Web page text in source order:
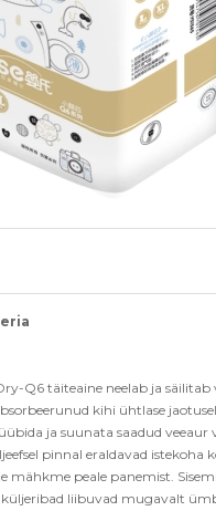
Q6 täiteaine neelab ja
kihi ühtlase
ja suunata saadud
pinnal eraldavad istekoha
peale panemist.
küljeribad liibuvad mugavalt